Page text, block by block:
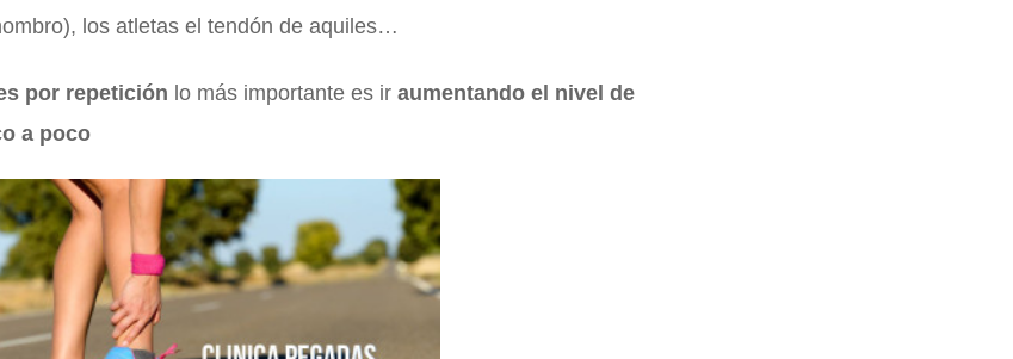
los atletas el tendón de aquiles…
por repetición lo más importante es ir aumentando el nivel de
a poco